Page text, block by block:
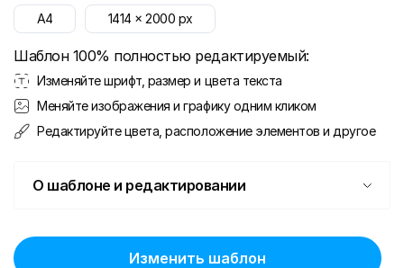
A4 1414 x2000 px
Шаблон 100% полностью редактируемый:
Изменяйте шрифт, размер и цвета текста
Меняйте изображения и графику одним кликом
Редактируйте цвета, расположение элементов и другое
О шаблоне и редактировании
Изменить шаблон